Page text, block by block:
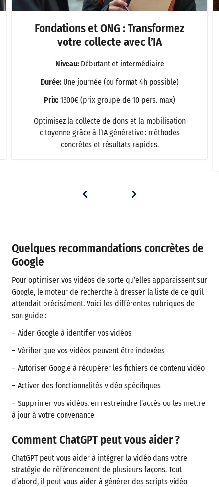
Fondations et ONG : Transformez
votre collecte avec l’IA
Niveau: Débutant et intermédiaire
Durée: Une journée (ou format 4h possible)
Prix: 1300€ (prix groupe de 10 pers. max)
Optimisez la collecte de dons et la mobilisation
citoyenne grâce à l’IA générative : méthodes
concrètes et résultats rapides.
Quelques recommandations concrètes de
Google
Pour optimiser vos vidéos de sorte qu’elles apparaissent sur
Google, le moteur de recherche à dresser la liste de ce qu’il
attendait précisément. Voici les différentes rubriques de
son guide :
– Aider Google à identifier vos vidéos
– Vérifier que vos vidéos peuvent être indexées
– Autoriser Google à récupérer les fichiers de contenu vidéo
– Activer des fonctionnalités vidéo spécifiques
– Supprimer vos vidéos, en restreindre l’accès ou les mettre
à jour à votre convenance
Comment ChatGPT peut vous aider ?
ChatGPT peut vous aider à intégrer la vidéo dans votre
stratégie de référencement de plusieurs façons. Tout
d’abord, il peut vous aider à générer des scripts vidéo